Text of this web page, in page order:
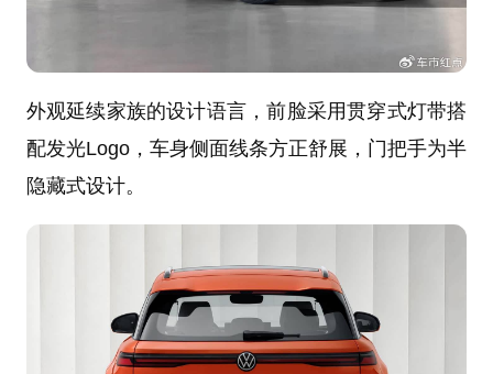
外观延续家族的设计语言，前脸采用贯穿式灯带搭
配发光Logo，车身侧面线条方正舒展，门把手为半
隐藏式设计。